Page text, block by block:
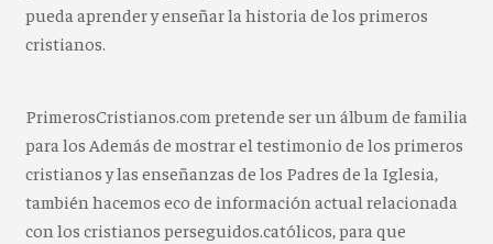
pueda aprender y enseñar la historia de los primeros
cristianos.
PrimerosCristianos.com pretende ser un álbum de familia
para los Además de mostrar el testimonio de los primeros
cristianos y las enseñanzas de los Padres de la Iglesia,
también hacemos eco de información actual relacionada
con los cristianos perseguidos.católicos, para que